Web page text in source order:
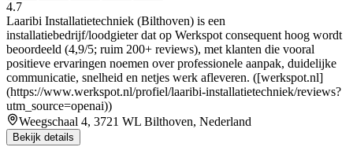
4.7
Laaribi Installatietechniek (Bilthoven) is een
installatiebedrijf/loodgieter dat op Werkspot consequent hoog wordt
beoordeeld (4,9/5; ruim 200+ reviews), met klanten die vooral
positieve ervaringen noemen over professionele aanpak, duidelijke
communicatie, snelheid en netjes werk afleveren. ([werkspot.nl]
(https://www.werkspot.nl/profiel/laaribi-installatietechniek/reviews?
utm_source=openai))
Weegschaal 4, 3721 WL Bilthoven, Nederland
Bekijk details